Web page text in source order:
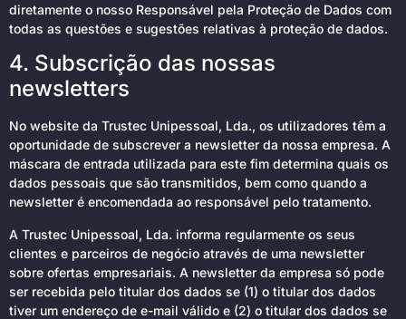
diretamente o nosso Responsável pela Proteção de Dados com
todas as questões e sugestões relativas à proteção de dados.
4. Subscrição das nossas
newsletters
No website da Trustec Unipessoal, Lda., os utilizadores têm a
oportunidade de subscrever a newsletter da nossa empresa. A
máscara de entrada utilizada para este fim determina quais os
dados pessoais que são transmitidos, bem como quando a
newsletter é encomendada ao responsável pelo tratamento.
A Trustec Unipessoal, Lda. informa regularmente os seus
clientes e parceiros de negócio através de uma newsletter
sobre ofertas empresariais. A newsletter da empresa só pode
ser recebida pelo titular dos dados se (1) o titular dos dados
tiver um endereço de e-mail válido e (2) o titular dos dados se